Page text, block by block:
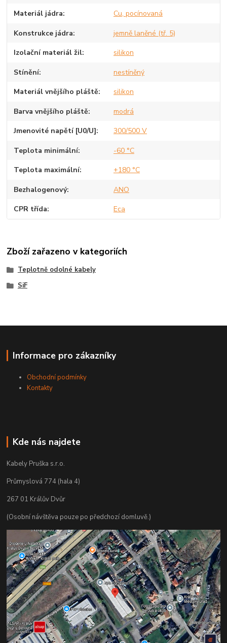
Materiál jádra Cu, pocínovaná
Konstrukce jádra jemně laněné (tř. 5)
Izolační materiál žil silikon
Stínění nestíněný
Materiál vnějšího pláště silikon
Barva vnějšího pláště modrá
Jmenovité napětí [U0/U] 300/500 V
Teplota minimální -60 °C
Teplota maximální +180 °C
Bezhalogenový ANO
CPR třída Eca
Zboží zařazeno v kategoriích
Teplotně odolné kabely
SiF
Informace pro zákazníky
Obchodní podmínky
Kontakty
Kde nás najdete
Kabely Pruška s.r.o.
Průmyslová 774 (hala 4)
267 01 Králův Dvůr
(Osobní návštěva pouze po předchozí domluvě.)